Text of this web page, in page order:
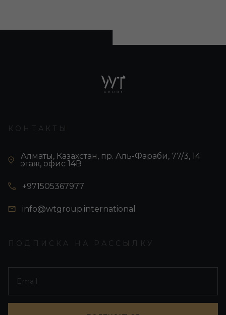
КОНТАКТЫ
Алматы, Казахстан, пр. Аль-Фараби, 77/3, 14
этаж, офис 14В
+971505367977
info@wtgroup.international
ПОДПИСКА НА РАССЫЛКУ